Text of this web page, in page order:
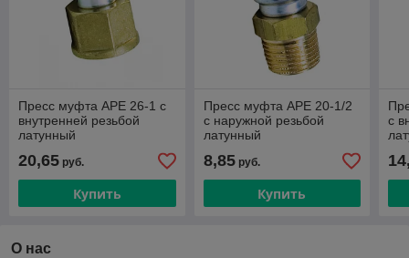
Пресс муфта APE 26-1 с
внутренней резьбой
латунный
20,65 руб.
Купить
Пресс муфта APE 20-1/2
с наружной резьбой
латунный
8,85руб.
Купить
с
О нас